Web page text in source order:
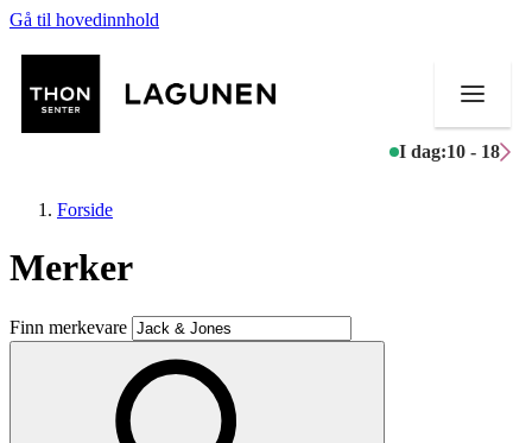
Gå til hovedinnhold
I dag:10 - 18
Butikker
Mat og drikke
Forside
Merker
Finn merkevare